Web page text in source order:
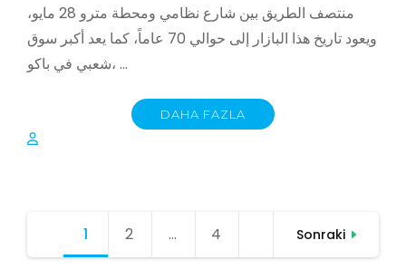
منتصف الطريق بين شارع نظامي ومحطة مترو 28 مايو،
ويعود تاريخ هذا البازار إلى حوالي 70 عاماً، كما يعد أكبر سوق
شعبي في باكو، …
DAHA FAZLA
sayfalaması
Sayfa
1 Sayfa
2 … Sayfa
4 Sonraki